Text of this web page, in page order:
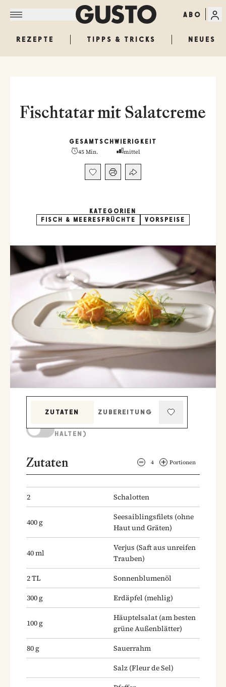
ABO
REZEPTE TIPPS & TRICKS NEUES
Fischtatar mit Salatcreme
GESAMT
45 Min.
SCHWIERIGKEIT
mittel
KATEGORIEN
FISCH & MEERESFRÜCHTE
VORSPEISE
ZUTATEN
ZUBEREITUNG
HALTEN)
Zutaten 4 Portionen
2 Schalotten
400g
Seesaiblingsfilets (ohne
Haut und Gräten)
40ml
Verjus (Saft aus unreifen
Trauben)
2TL
Sonnenblumenöl
300g Erdäpfel (mehlig)
100g
Häuptelsalat (am besten
grüne Außenblätter)
80g
Sauerrahm
Salz (Fleur de Sel)